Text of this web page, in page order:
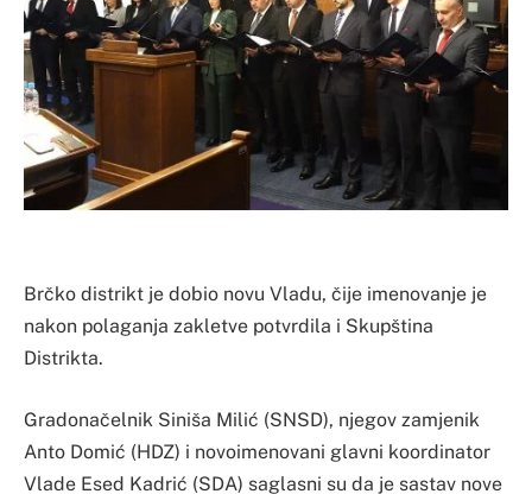
Brčko distrikt je dobio novu Vladu, čije imenovanje je
nakon polaganja zakletve potvrdila i Skupština
Distrikta.
Gradonačelnik Siniša Milić (SNSD), njegov zamjenik
Anto Domić (HDZ) i novoimenovani glavni koordinator
Vlade Esed Kadrić (SDA) saglasni su da je sastav nove